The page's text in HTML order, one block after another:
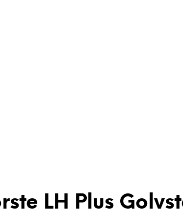
LH Plus